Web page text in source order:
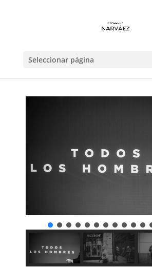
Seleccionar página